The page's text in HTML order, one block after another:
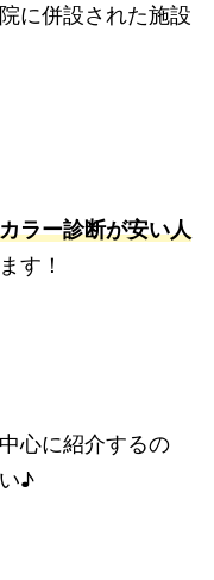
に併設された施設
ラー診断が安い人
す！
心に紹介するの
♪